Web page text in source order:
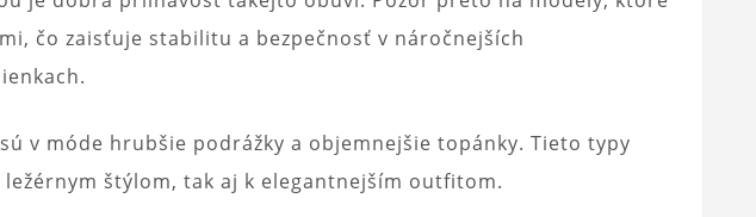
čo zaisťuje stabilitu a bezpečnosť v náročnejších
v móde hrubšie podrážky a objemnejšie topánky. Tieto typy
štýlom, tak aj k elegantnejším outfitom.